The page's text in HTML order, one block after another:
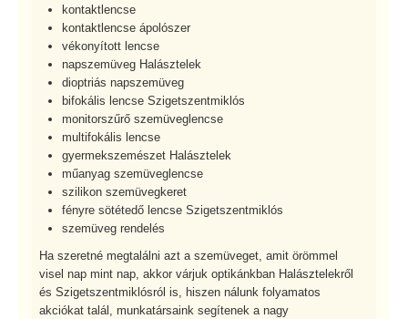
kontaktlencse
kontaktlencse ápolószer
vékonyított lencse
napszemüveg Halásztelek
dioptriás napszemüveg
bifokális lencse Szigetszentmiklós
monitorszűrő szemüveglencse
multifokális lencse
gyermekszemészet Halásztelek
műanyag szemüveglencse
szilikon szemüvegkeret
fényre sötétedő lencse Szigetszentmiklós
szemüveg rendelés
Ha szeretné megtalálni azt a szemüveget, amit örömmel
visel nap mint nap, akkor várjuk optikánkban Halásztelekről
és Szigetszentmiklósról is, hiszen nálunk folyamatos
akciókat talál, munkatársaink segítenek a nagy